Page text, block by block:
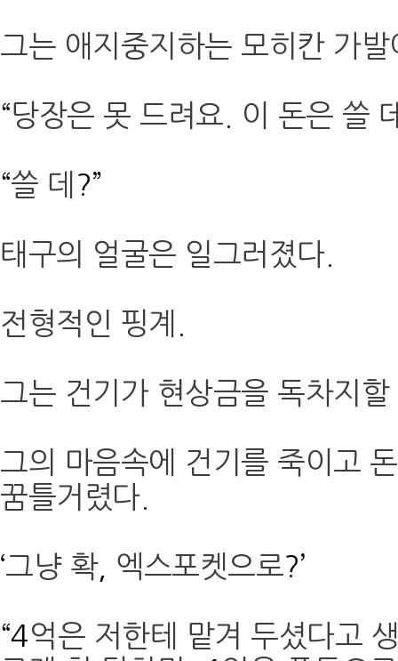
그는 애지중지하는 모히칸 가
“당장은 못 드려요 이 돈은 쓸
“쓸 데 ?”
태구의 얼굴은 일그러졌다.
전형적인 핑계
그는 건기가 현상금을 독차지
그의 마음속에 건기를 죽이고
꿈틀거렸다.
‘그냥 확, 엑스포켓으로?’
“4억은 저한테 맡겨 두셨다고